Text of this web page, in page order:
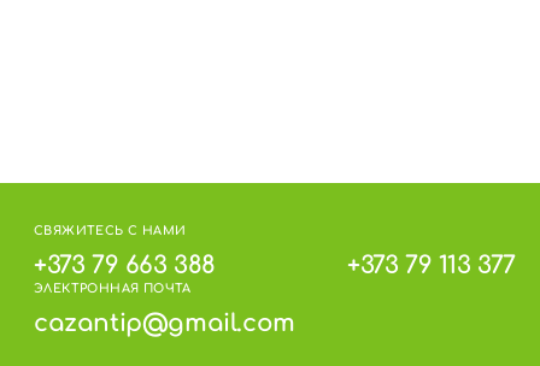
СВЯЖИТЕСЬ С НАМИ
+373 79 663 388 +373 79 113 377
ЭЛЕКТРОННАЯ ПОЧТА
cazantip@gmail.com